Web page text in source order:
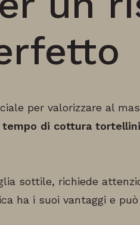
per valorizzare al
tempo di cottura tortellini
sottile, richiede
ha i suoi vantaggi e